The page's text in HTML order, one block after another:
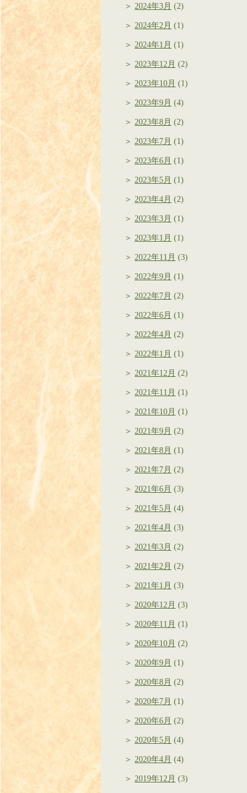
2024年3月 (2)
2024年2月 (1)
2024年1月 (1)
2023年12月 (2)
2023年10月 (1)
2023年9月 (4)
2023年8月 (2)
2023年7月 (1)
2023年6月 (1)
2023年5月 (1)
2023年4月 (2)
2023年3月 (1)
2023年1月 (1)
2022年11月 (3)
2022年9月 (1)
2022年7月 (2)
2022年6月 (1)
2022年4月 (2)
2022年1月 (1)
2021年12月 (2)
2021年11月 (1)
2021年10月 (1)
2021年9月 (2)
2021年8月 (1)
2021年7月 (2)
2021年6月 (3)
2021年5月 (4)
2021年4月 (3)
2021年3月 (2)
2021年2月 (2)
2021年1月 (3)
2020年12月 (3)
2020年11月 (1)
2020年10月 (2)
2020年9月 (1)
2020年8月 (2)
2020年7月 (1)
2020年6月 (2)
2020年5月 (4)
2020年4月 (4)
2019年12月 (3)